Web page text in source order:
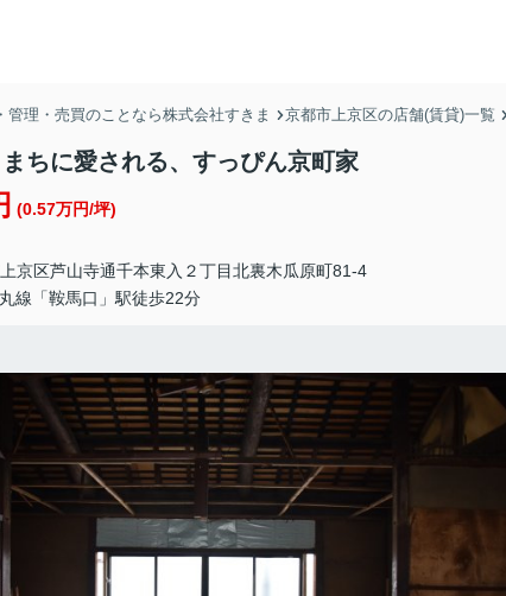
管理・売買のことなら株式会社すきま 京都市上京区の店舗(賃貸)一覧
ちに愛される、すっぴん京町家
(0.57万円/坪)
京区芦山寺通千本東入２丁目北裏木瓜原町81-4
線「鞍馬口」駅徒歩22分